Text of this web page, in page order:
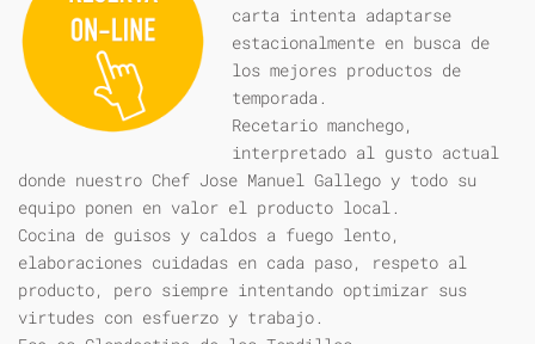
carta intenta adaptarse
estacionalmente en busca de
los mejores productos de
temporada.
Recetario manchego,
interpretado al gusto actual
donde nuestro Chef Jose Manuel Gallego y todo su
equipo ponen en valor el producto local.
Cocina de guisos y caldos a fuego lento,
elaboraciones cuidadas en cada paso, respeto al
producto, pero siempre intentando optimizar sus
virtudes con esfuerzo y trabajo.